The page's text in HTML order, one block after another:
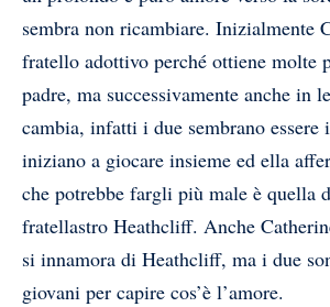
sembra non ricambiare. Inizialmente
fratello adottivo perché ottiene molte
padre, ma successivamente anche in
cambia, infatti i due sembrano essere
iniziano a giocare insieme ed ella
che potrebbe fargli più male è quella
fratellastro Heathcliff. Anche
si innamora di Heathcliff, ma i due
giovani per capire cos’è l’amore.